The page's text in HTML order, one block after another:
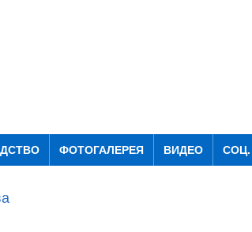
ФОТОГАЛЕРЕЯ ВИДЕО СОЦ.